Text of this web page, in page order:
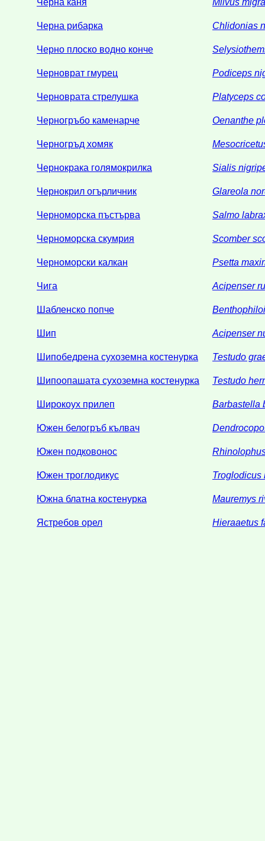
Черна рибарка Chlidonias
Черно плоско водно конче
Черноврат гмурец Podiceps
Черноврата стрелушка Platyceps
Черногръбо каменарче Oenanthe
Черногръд хомяк
Чернокрака голямокрилка Sialis
Чернокрил огърличник Glareola
Черноморска пъстърва Salmo
Черноморска скумрия Scomber
Черноморски калкан Psetta
Чига Acipenser
Шабленско попче
Шип Acipenser
Шипобедрена сухоземна костенурка Testudo
Шипоопашата сухоземна костенурка Testudo
Широкоух прилеп Barbastella
Южен белогръб кълвач
Южен подковонос
Южен троглодикус Troglodicus
Южна блатна костенурка Mauremys
Ястребов орел Hieraaetus